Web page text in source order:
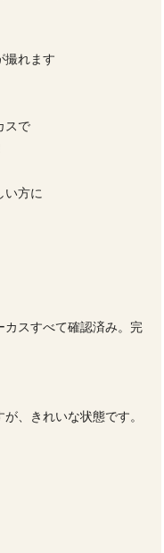
撮れます
スで
い方に
カスすべて確認済み。完
、きれいな状態です。